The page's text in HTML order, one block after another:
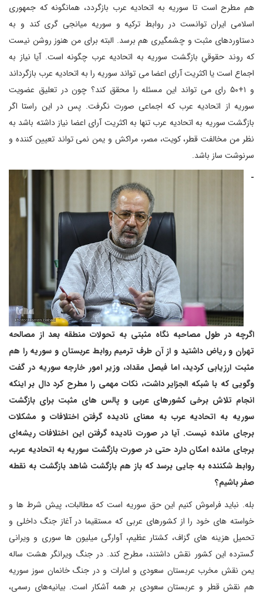
هم مطرح است تا سوریه به اتحادیه عرب بازگردد، همانگونه که جمهوری
اسلامی ایران توانست در روابط ترکیه و سوریه میانجی گری کند و به
دستاوردهای مثبت و چشمگیری هم برسد. البته برای من هنوز روشن نیست
که روند حقوقیِ بازگشت سوریه به اتحادیه عرب چگونه است. آیا نیاز به
اجماع است یا اکثریت آرای اعضا می تواند سوریه را به اتحادیه عرب بازگرداند
و ۱+۵۰ رای می تواند این مسئله را محقق کند؟ چون در تعلیق عضویت
سوریه از اتحادیه عرب که اجماعی صورت نگرفت. پس در این راستا اگر
بازگشت سوریه به اتحادیه عرب تنها به اکثریت آرای اعضا نیاز داشته باشد به
نظر من مخالفت قطر، کویت، مصر، مراکش و یمن نمی تواند تعیین کننده و
سرنوشت ساز باشد.
-
اگرچه در طول مصاحبه نگاه مثبتی به تحولات منطقه بعد از مصالحه
تهران و ریاض داشتید و از آن طرف ترمیم روابط عربستان و سوریه را هم
مثبت ارزیابی کردید، اما فیصل مقداد، وزیر امور خارجه سوریه در گفت
وگویی که با شبکه الجزایر داشت، نکات مهمی را مطرح کرد دال بر اینکه
انجام تلاش برخی کشورهای عربی و پالس های مثبت برای بازگشت
سوریه به اتحادیه عرب به معنای نادیده گرفتن اختلافات و مشکلات
برجای مانده نیست. آیا در صورت نادیده گرفتن این اختلافات ریشه‌ای
برجای مانده امکان دارد حتی در صورت بازگشت سوریه به اتحادیه عرب،
روابط شکننده به جایی برسد که باز هم بازگشت شاهد بازگشت به نقطه
صفر باشیم؟
بله. نباید فراموش کنیم این حق سوریه است که مطالبات، پیش شرط ها و
خواسته های خود را از کشورهای عربی که مستقیما در آغاز جنگ داخلی و
تحمیل هزینه های گزاف، کشتار عظیم، آوارگی میلیون ها سوری و ویرانی
گسترده این کشور نقش داشتند، مطرح کند. در جنگ ویرانگر هشت ساله
یمن نقش مخرب عربستان سعودی و امارات و در جنگ خانمان سوز سوریه
هم نقش قطر و عربستان سعودی بر همه آشکار است. بیانیه‌های رسمی،